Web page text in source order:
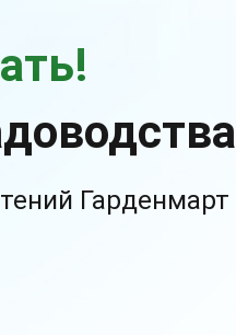
Гарденмарт